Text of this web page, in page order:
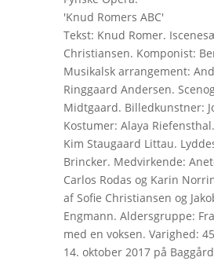
'Knud Romers ABC'
Tekst: Knud Romer.
Christiansen. Komponist:
Musikalsk arrangement:
Ringgaard Andersen.
Midtgaard. Billedkunstner:
Kostumer: Alaya
Kim Staugaard Littau.
Brincker. Medvirkende:
Carlos Rodas og Karin
af Sofie Christiansen og
Engmann. Aldersgruppe:
med en voksen. Varighed:
14. oktober 2017 på